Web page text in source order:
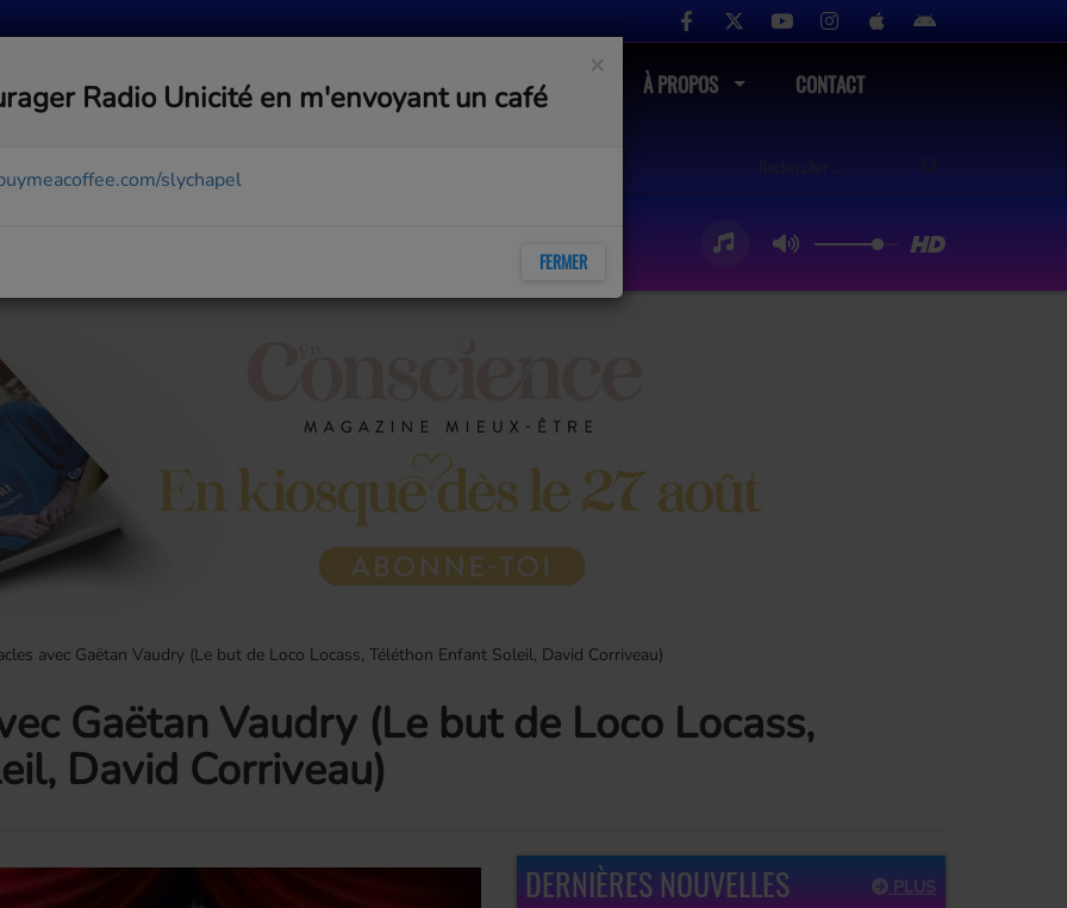
MUSIQUE ACTUALITÉS MÉDIAS COMMUNAUTÉ À PROPOS CONTACT
avec Gaëtan Vaudry (Le but de Loco Locass, Téléthon Enfant Soleil, David Corriveau)
Gaëtan Vaudry (Le but de Loco Locass,
David Corriveau)
PLUS
DERNIÈRES NOUVELLES
×
Radio Unicité en m'envoyant un café
slychapel
FERMER